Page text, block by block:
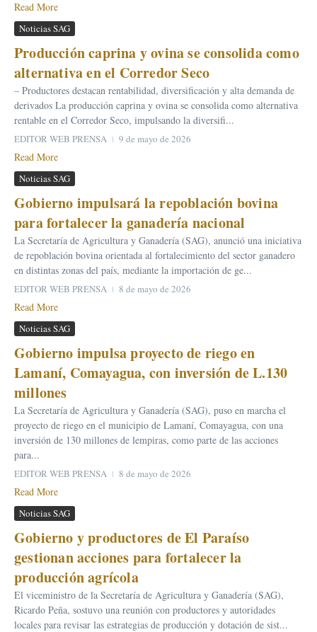
Read More
Noticias SAG
Producción caprina y ovina se consolida como
alternativa en el Corredor Seco
– Productores destacan rentabilidad, diversificación y alta demanda de
derivados La producción caprina y ovina se consolida como alternativa
rentable en el Corredor Seco, impulsando la diversifi...
EDITOR WEB PRENSA 9 de mayo de 2026
Read More
Noticias SAG
Gobierno impulsará la repoblación bovina
para fortalecer la ganadería nacional
La Secretaría de Agricultura y Ganadería (SAG), anunció una iniciativa
de repoblación bovina orientada al fortalecimiento del sector ganadero
en distintas zonas del país, mediante la importación de ge...
EDITOR WEB PRENSA 8 de mayo de 2026
Read More
Noticias SAG
Gobierno impulsa proyecto de riego en
Lamaní, Comayagua, con inversión de L.130
millones
La Secretaría de Agricultura y Ganadería (SAG), puso en marcha el
proyecto de riego en el municipio de Lamaní, Comayagua, con una
inversión de 130 millones de lempiras, como parte de las acciones
para...
EDITOR WEB PRENSA 8 de mayo de 2026
Read More
Noticias SAG
Gobierno y productores de El Paraíso
gestionan acciones para fortalecer la
producción agrícola
El viceministro de la Secretaría de Agricultura y Ganadería (SAG),
Ricardo Peña, sostuvo una reunión con productores y autoridades
locales para revisar las estrategias de producción y dotación de sist...